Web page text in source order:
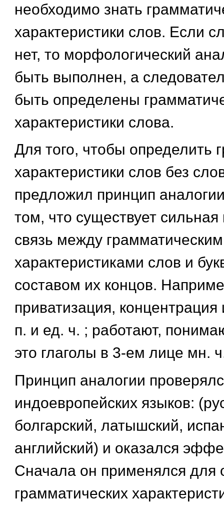
необходимо знать
характеристики слов. Если
нет, то морфологический
быть выполнен, а
быть определены
характеристики слова.
Для того, чтобы определить
характеристики слов без
предложил принцип
том, что существует
связь между
характеристиками слов и
составом их концов.
приватизация,
п. и ед. ч. ; работают,
это глаголы в 3-ем лице мн.
Принцип аналогии
индоевропейских языков:
болгарский, латышский,
английский) и оказался
Сначала он применялся для
грамматических